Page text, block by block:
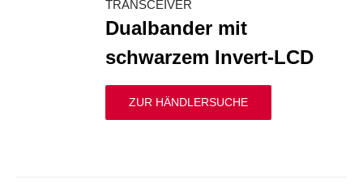
TRANSCEIVER
Dualbander mit
schwarzem Invert-LCD
ZUR HÄNDLERSUCHE